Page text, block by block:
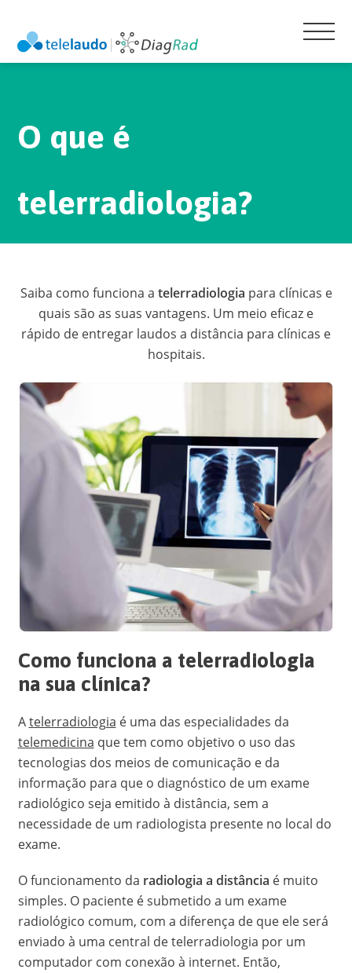
O que é
telerradiologia?
Saiba como funciona a telerradiologia para clínicas e
quais são as suas vantagens. Um meio eficaz e
rápido de entregar laudos a distância para clínicas e
hospitais.
Como funciona a telerradiologia
na sua clínica?
Atelerradiologia é uma das especialidades da
telemedicina que tem como objetivo o uso das
tecnologias dos meios de comunicação e da
informação para que o diagnóstico de um exame
radiológico seja emitido à distância, sem a
necessidade de um radiologista presente no local do
exame.
O funcionamento da radiologia a distância é muito
simples. O paciente é submetido a um exame
radiológico comum, com a diferença de que ele será
enviado à uma central de telerradiologia por um
computador com conexão à internet. Então,